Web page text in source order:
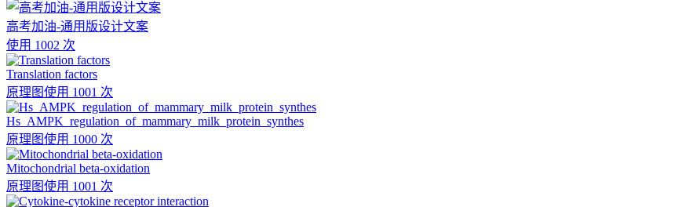
高考加油-通用版设计文案
使用 1002 次
Translation factors
原理图使用 1001 次
Hs_AMPK_regulation_of_mammary_milk_protein_synthes
原理图使用 1000 次
Mitochondrial beta-oxidation
原理图使用 1001 次